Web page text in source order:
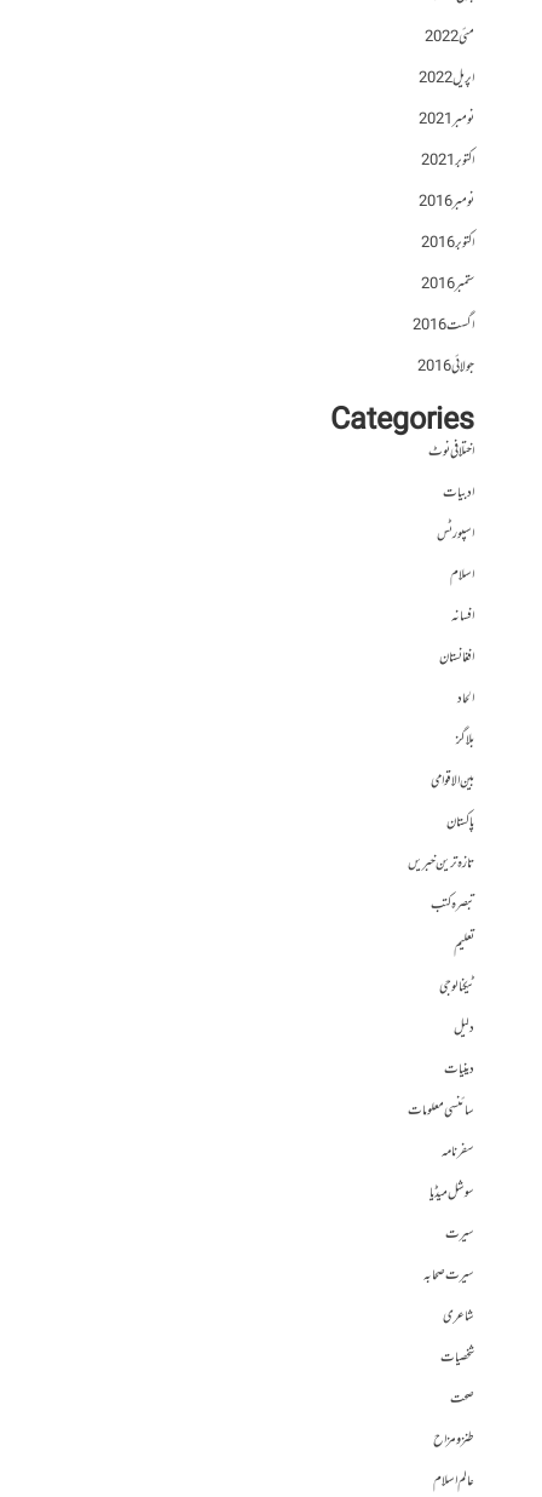
مئی 2022
اپریل 2022
نومبر 2021
اکتوبر 2021
نومبر 2016
اکتوبر 2016
ستمبر 2016
اگست 2016
جولائی 2016
Categories
اختلافی نوٹ
ادبیات
اسپورٹس
اسلام
افسانہ
افغانستان
الحاد
بلاگز
بین الاقوامی
پاکستان
تازہ ترین خبریں
تبصرہ کتب
تعلیم
ٹیکنالوجی
دلیل
دینیات
سائنسی معلومات
سفرنامہ
سوشل میڈیا
سیرت
سیرت صحابہ
شاعری
شخصیات
صحت
طنز و مزاح
عالم اسلام